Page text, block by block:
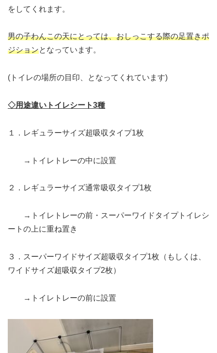
をしてくれます。
男の子わんこの天にとっては、おしっこする際の足置きポ
ジションとなっています。
(トイレの場所の目印、となってくれています)
◇用途違いトイレシート3種
１．レギュラーサイズ超吸収タイプ1枚
→トイレトレーの中に設置
２．レギュラーサイズ通常吸収タイプ1枚
→トイレトレーの前・スーパーワイドタイプトイレシ
ートの上に重ね置き
３．スーパーワイドサイズ超吸収タイプ1枚（もしくは、
ワイドサイズ超吸収タイプ2枚）
→トイレトレーの前に設置